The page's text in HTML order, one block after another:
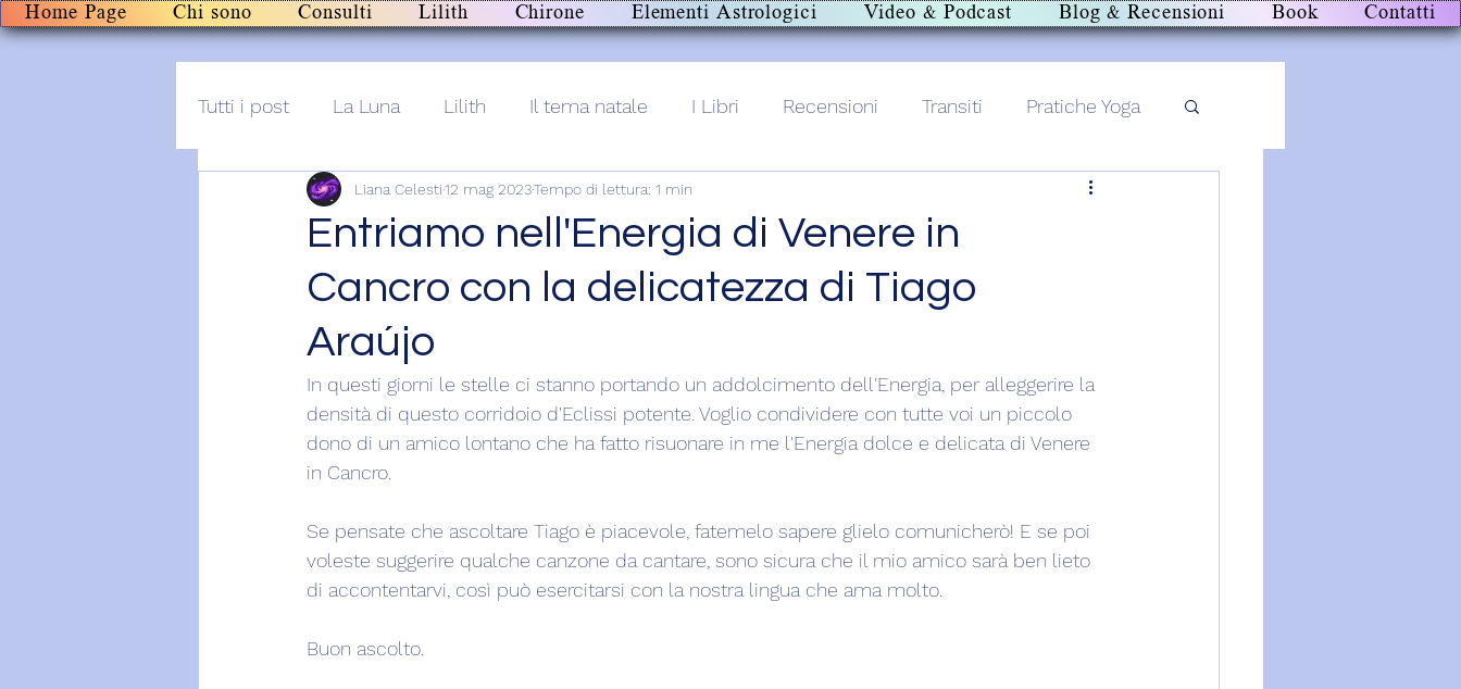
Home Page Chi sono Consulti Lilith Chirone Elementi Astrologici Video & Podcast Blog & Recensioni Book Contatti
Tutti i post La Luna Lilith Il tema natale I Libri Recensioni Transiti Pratiche Yoga
Post+audio Lilith+
Entriamo nell'Energia di Venere in
Cancro con la delicatezza di Tiago
Araújo
Liana Celesti12 mag 2023Tempo di lettura: 1 min
In questi giorni le stelle ci stanno portando un addolcimento dell'Energia, per alleggerire la
densità di questo corridoio d'Eclissi potente. Voglio condividere con tutte voi un piccolo
dono di un amico lontano che ha fatto risuonare in me l'Energia dolce e delicata di Venere
in Cancro.
Se pensate che ascoltare Tiago è piacevole, fatemelo sapere glielo comunicherò! E se poi
voleste suggerire qualche canzone da cantare, sono sicura che il mio amico sarà ben lieto
di accontentarvi, così può esercitarsi con la nostra lingua che ama molto.
Buon ascolto.